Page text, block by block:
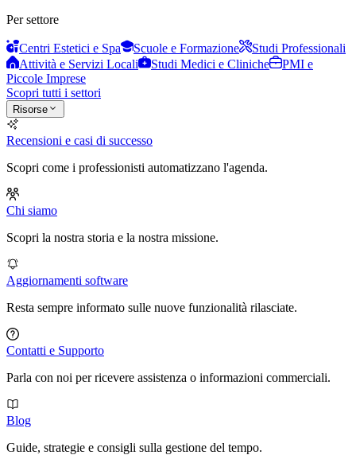
Per settore
Centri Estetici e Spa Scuole e Formazione
Studi Professionali
Attività e Servizi Locali
Studi Medici e Cliniche
PMI e
Piccole Imprese
Scopri tutti i settori
Risorse
Recensioni e casi di successo
Scopri come i professionisti automatizzano l'agenda.
Chi siamo
Scopri la nostra storia e la nostra missione.
Aggiornamenti software
Resta sempre informato sulle nuove funzionalità rilasciate.
Contatti e Supporto
Parla con noi per ricevere assistenza o informazioni commerciali.
Blog
Guide, strategie e consigli sulla gestione del tempo.